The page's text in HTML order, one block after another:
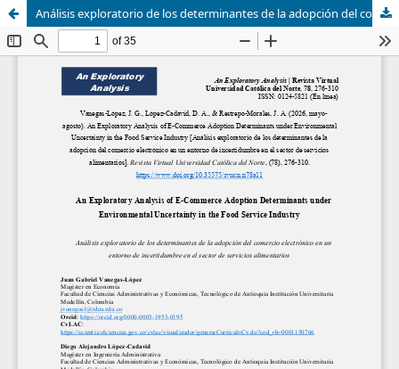
Análisis exploratorio de los determinantes de la adopción del comercio electrónico en un entorno de incertidumbre en el sector de servicios alimentarios